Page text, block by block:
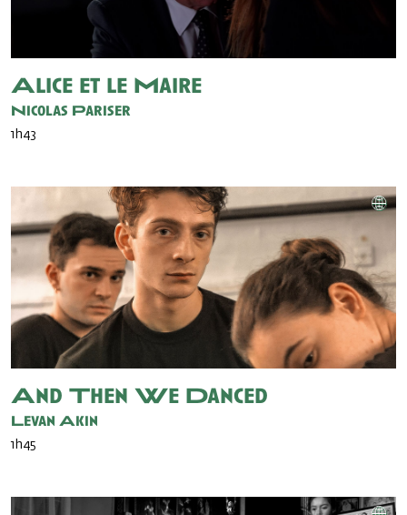
Alice et le Maire
Nicolas Pariser
1h43
And Then We Danced
Levan Akin
1h45